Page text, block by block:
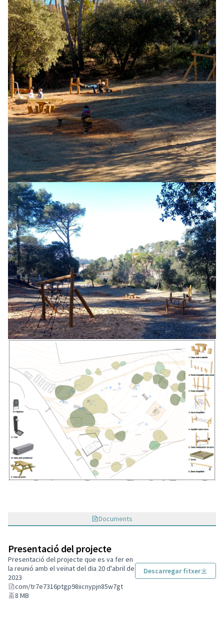
Documents
Presentació del projecte
Presentació del projecte que es va fer en
la reunió amb el veïnat del dia 20 d'abril de
2023
com/tr7e7316ptgp98iicnypjn85w7gt
8 MB
Descarregar fitxer